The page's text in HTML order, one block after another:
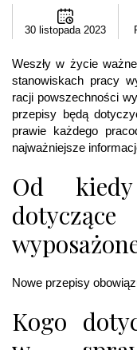
30 listopada 2023
Weszły w życie
stanowiskach pracy
racji powszechności
przepisy będą
prawie każdego
najważniejsze
Od
Nowe przepisy
Kogo